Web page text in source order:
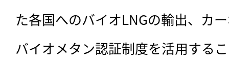
た各国へのバイオLNGの輸出、カ
バイオメタン認証制度を活用する